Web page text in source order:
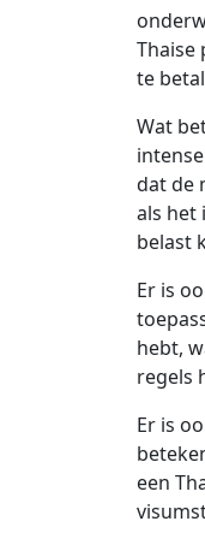
Thaise
te
Wat
dat de
als het
belast
Er is
hebt,
regels
Er is
een